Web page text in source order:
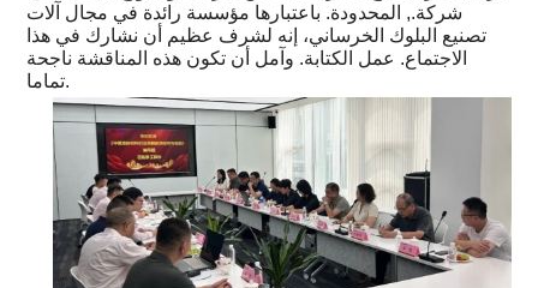
شركة., المحدودة. باعتبارها مؤسسة رائدة في مجال آلات
تصنيع البلوك الخرساني، إنه لشرف عظيم أن نشارك في هذا
الاجتماع. عمل الكتابة. وآمل أن تكون هذه المناقشة ناجحة
تماما.